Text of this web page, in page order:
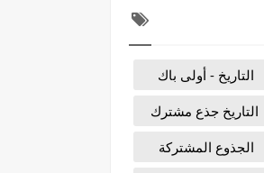
التاريخ - أولى باك
التاريخ جذع مشترك
الجذوع المشتركة